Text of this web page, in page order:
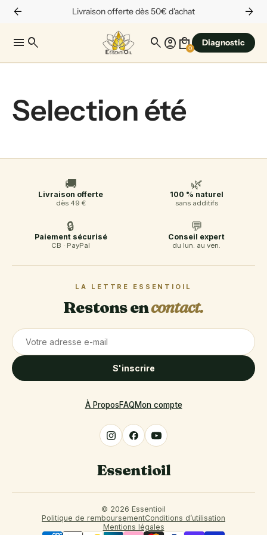
arrow_back arrow_forward
Livraison offerte dès 50€ d'achat
menu search search account_circle local_mall
0
Diagnostic
Selection été
🚚
Livraison offerte
dès 49 €
🌿
100 % naturel
sans additifs
🔒
Paiement sécurisé
CB · PayPal
💬
Conseil expert
du lun. au ven.
LA LETTRE ESSENTIOIL
Restons encontact.
S'inscrire
À ProposFAQMon compte
Essentioil
© 2026 Essentioil
Politique de remboursementConditions d’utilisation
Mentions légales